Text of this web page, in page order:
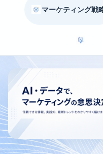
マーケティング戦